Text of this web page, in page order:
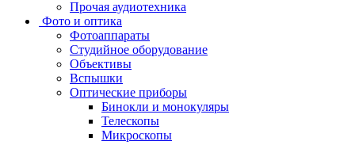
Прочая аудиотехника
Фото и оптика
Фотоаппараты
Cтудийное оборудование
Объективы
Вспышки
Оптические приборы
Бинокли и монокуляры
Телескопы
Микроскопы